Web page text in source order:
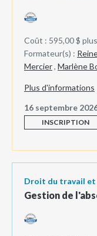
Coût : 595,00 $
Formateur(s) :
Mercier, Marlène
Plus d'informations
16 septembre
INSCRIPTION
Droit du travail et
Gestion de